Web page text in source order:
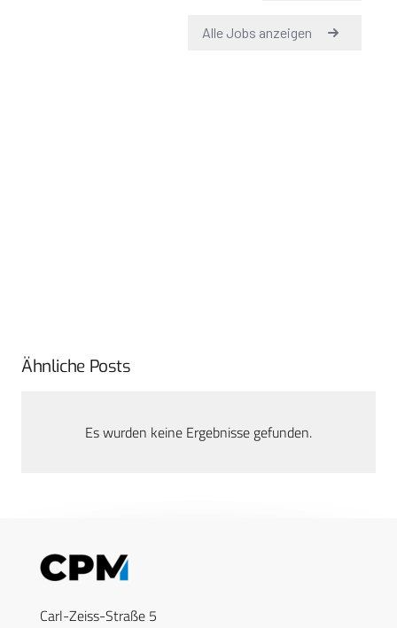
Ähnliche Posts
Es wurden keine Ergebnisse gefunden.
Carl-Zeiss-Straße 5